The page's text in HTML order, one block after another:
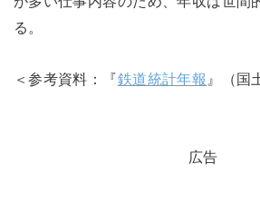
る。
＜参考資料：『鉄道統計年報 』（国
広告